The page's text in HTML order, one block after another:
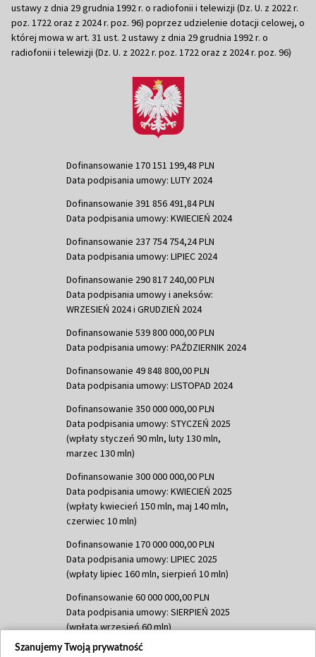
ustawy z dnia 29 grudnia 1992 r. o radiofonii i telewizji (Dz. U. z 2022 r.
poz. 1722 oraz z 2024 r. poz. 96) poprzez udzielenie dotacji celowej, o
której mowa w art. 31 ust. 2 ustawy z dnia 29 grudnia 1992 r. o
radiofonii i telewizji (Dz. U. z 2022 r. poz. 1722 oraz z 2024 r. poz. 96)
Dofinansowanie 170 151 199,48 PLN
Data podpisania umowy: LUTY 2024
Dofinansowanie 391 856 491,84 PLN
Data podpisania umowy: KWIECIEŃ 2024
Dofinansowanie 237 754 754,24 PLN
Data podpisania umowy: LIPIEC 2024
Dofinansowanie 290 817 240,00 PLN
Data podpisania umowy i aneksów:
WRZESIEŃ 2024 i GRUDZIEŃ 2024
Dofinansowanie 539 800 000,00 PLN
Data podpisania umowy: PAŹDZIERNIK 2024
Dofinansowanie 49 848 800,00 PLN
Data podpisania umowy: LISTOPAD 2024
Dofinansowanie 350 000 000,00 PLN
Data podpisania umowy: STYCZEŃ 2025
(wpłaty styczeń 90 mln, luty 130 mln,
marzec 130 mln)
Dofinansowanie 300 000 000,00 PLN
Data podpisania umowy: KWIECIEŃ 2025
(wpłaty kwiecień 150 mln, maj 140 mln,
czerwiec 10 mln)
Dofinansowanie 170 000 000,00 PLN
Data podpisania umowy: LIPIEC 2025
(wpłaty lipiec 160 mln, sierpień 10 mln)
Dofinansowanie 60 000 000,00 PLN
Data podpisania umowy: SIERPIEŃ 2025
(wpłata wrzesień 60 mln)
Dofinansowanie 635 783 051,21 PLN
Szanujemy Twoją prywatność